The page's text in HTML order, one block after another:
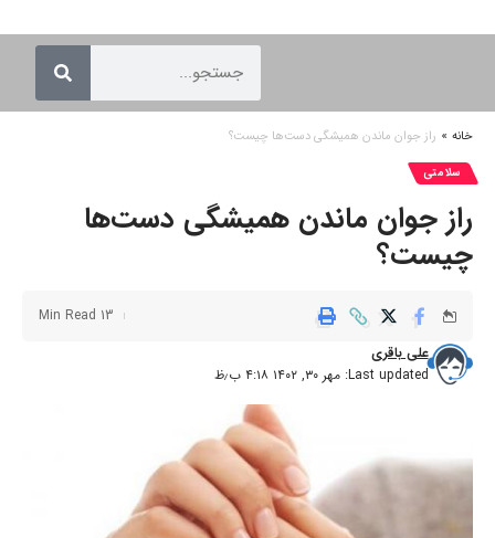
خانه » راز جوان ماندن همیشگی دست‌ها چیست؟
سلامتی
راز جوان ماندن همیشگی دست‌ها
چیست؟
Last updated: مهر ۳۰, ۱۴۰۲ ۴:۱۸ ب٫ظ
علی باقری
13 Min Read